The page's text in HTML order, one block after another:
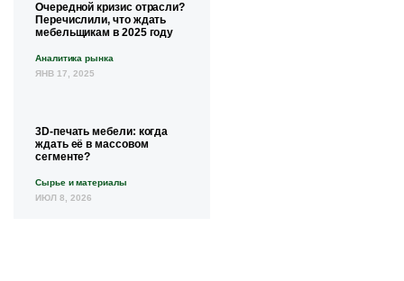
Очередной кризис отрасли?
Перечислили, что ждать
мебельщикам в 2025 году
Аналитика рынка
ЯНВ 17, 2025
3D-печать мебели: когда
ждать её в массовом
сегменте?
Сырье и материалы
ИЮЛ 8, 2026